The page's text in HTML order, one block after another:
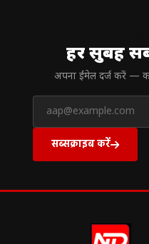
हर सुबह
अपना ईमेल दर्ज करें —
सब्सक्राइब करें